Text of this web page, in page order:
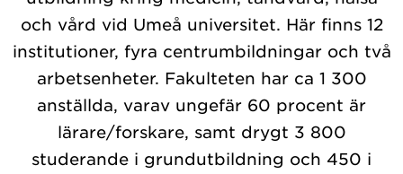
och vård vid Umeå universitet. Här finns 12
institutioner, fyra centrumbildningar och två
arbetsenheter. Fakulteten har ca 1 300
anställda, varav ungefär 60 procent är
lärare/forskare, samt drygt 3 800
studerande i grundutbildning och 450 i